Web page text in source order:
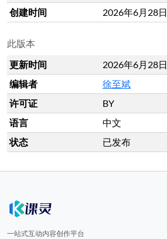
创建时间
2026年6月28日
此版本
更新时间
2026年6月28日
编辑者
徐至斌
许可证
BY
语言
中文
状态
已发布
一站式互动内容创作平台